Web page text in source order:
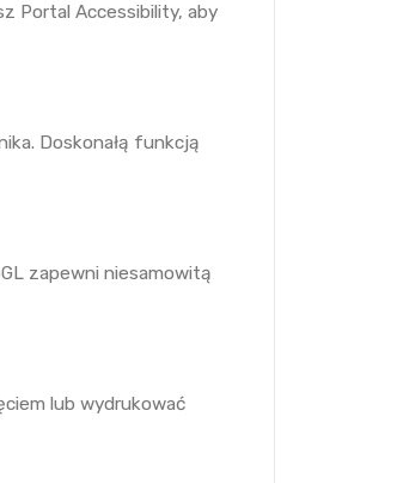
Portal Accessibility, aby
Doskonałą funkcją
zapewni niesamowitą
lub wydrukować